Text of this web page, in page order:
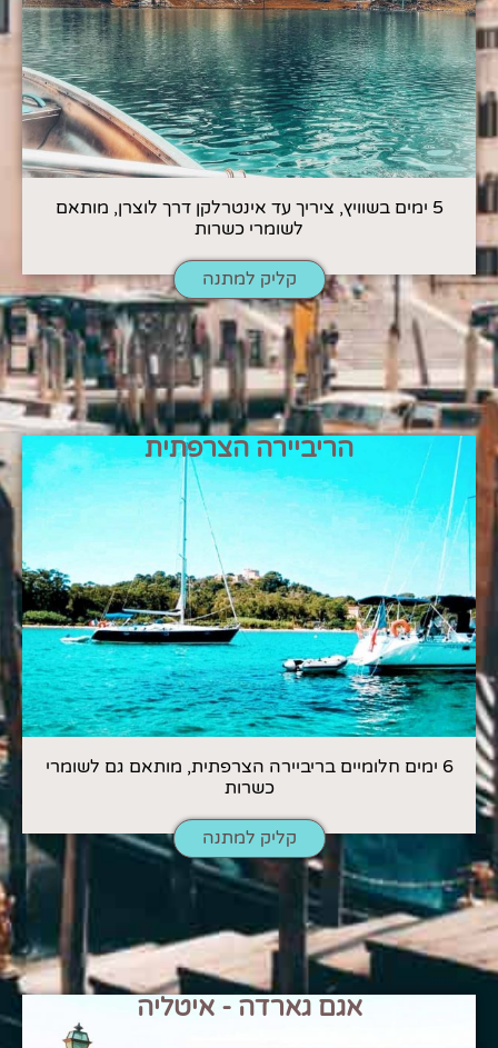
5 ימים בשוויץ, ציריך עד אינטרלקן דרך לוצרן, מותאם
לשומרי כשרות
קליק למתנה
הריביירה הצרפתית
6 ימים חלומיים בריביירה הצרפתית, מותאם גם לשומרי
כשרות
קליק למתנה
אגם גארדה - איטליה